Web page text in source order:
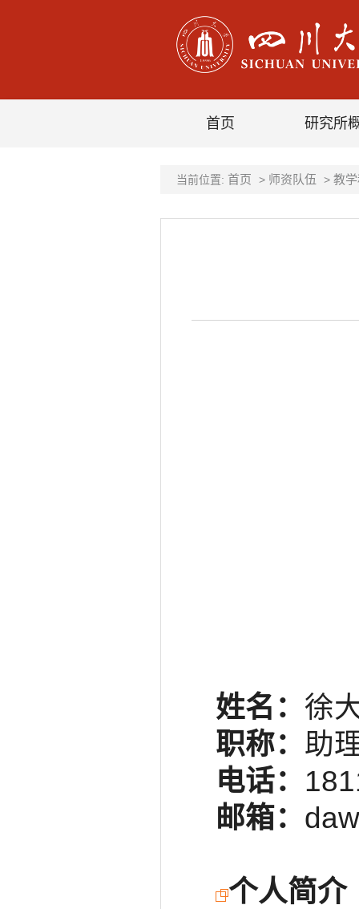
首页 研究所
当前位置: 首页 > 师资队伍 > 教
姓名： 徐
职称： 助
电话：
邮箱：
个人简介